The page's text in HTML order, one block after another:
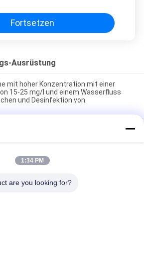
Fortsetzen
Ausrüstung
mit hoher Konzentration mit einer
15-25 mg/l und einem Wasserfluss
und Desinfektion von
mit 2 g/h bis 200 g/h
Koronaentladungstechnologie und
mit 3 g/h und 5 g/h
1:34 PM
are you looking for?